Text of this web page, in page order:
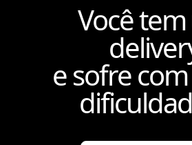
Você
e sofre